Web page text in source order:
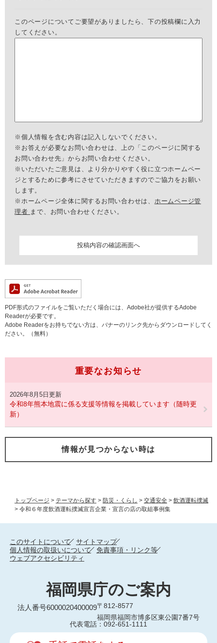
トップページ > テーマから探す > 防災・くらし > 交通安全 > 飲酒運転撲滅
> 令和６年度飲酒運転撲滅宣言企業・宣言の店の取組事例集
このページについてご要望がありましたら、下の投稿欄に入力
してください。
※個人情報を含む内容は記入しないでください。
※お答えが必要なお問い合わせは、上の「このページに関する
お問い合わせ先」からお問い合わせください。
※いただいたご意見は、より分かりやすく役に立つホームペー
ジとするために参考にさせていただきますのでご協力をお願い
します。
※ホームページ全体に関するお問い合わせは、 ホームページ管
理者 まで、お問い合わせください。
PDF形式のファイルをご覧いただく場合には、Adobe社が提供するAdobe
Readerが必要です。
Adobe Readerをお持ちでない方は、バナーのリンク先からダウンロードしてく
ださい。（無料）
重要なお知らせ
2026年8月5日更新
令和8年熊本地震に係る支援等情報を掲載しています（随時更
新）
情報が見つからない時は
このサイトについて
サイトマップ
個人情報の取扱いについて
免責事項・リンク等
ウェブアクセシビリティ
福岡県庁のご案内
法人番号6000020400009〒812-8577
福岡県福岡市博多区東公園7番7号
代表電話：092-651-1111